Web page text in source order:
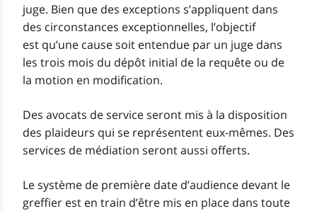
juge. Bien que des exceptions s’appliquent dans
des circonstances exceptionnelles, l’objectif
est qu’une cause soit entendue par un juge dans
les trois mois du dépôt initial de la requête ou de
la motion en modification.
Des avocats de service seront mis à la disposition
des plaideurs qui se représentent eux-mêmes. Des
services de médiation seront aussi offerts.
Le système de première date d’audience devant le
greffier est en train d’être mis en place dans toute